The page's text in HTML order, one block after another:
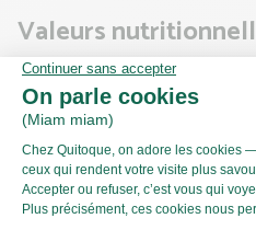
Valeurs
Par personne
Énergie (kJ)
Énergie (kCal)